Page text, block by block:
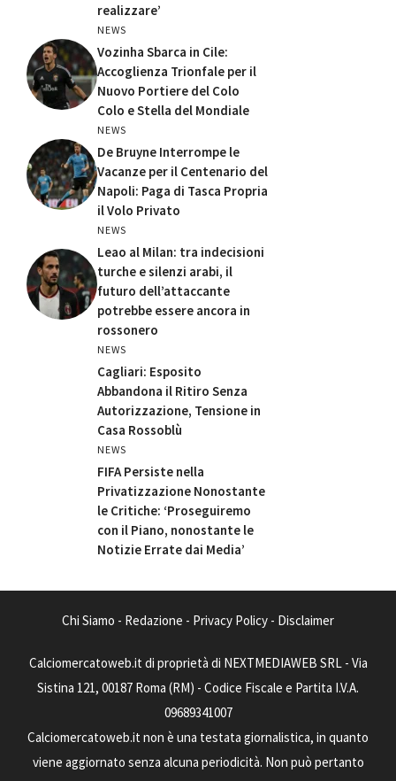
realizzare’
NEWS
Vozinha Sbarca in Cile:
Accoglienza Trionfale per il
Nuovo Portiere del Colo
Colo e Stella del Mondiale
NEWS
De Bruyne Interrompe le
Vacanze per il Centenario del
Napoli: Paga di Tasca Propria
il Volo Privato
NEWS
Leao al Milan: tra indecisioni
turche e silenzi arabi, il
futuro dell’attaccante
potrebbe essere ancora in
rossonero
NEWS
Cagliari: Esposito
Abbandona il Ritiro Senza
Autorizzazione, Tensione in
Casa Rossoblù
NEWS
FIFA Persiste nella
Privatizzazione Nonostante
le Critiche: ‘Proseguiremo
con il Piano, nonostante le
Notizie Errate dai Media’
Chi Siamo - Redazione - Privacy Policy - Disclaimer
Calciomercatoweb.it di proprietà di NEXTMEDIAWEB SRL - Via
Sistina 121, 00187 Roma (RM) - Codice Fiscale e Partita I.V.A.
09689341007
Calciomercatoweb.it non è una testata giornalistica, in quanto
viene aggiornato senza alcuna periodicità. Non può pertanto